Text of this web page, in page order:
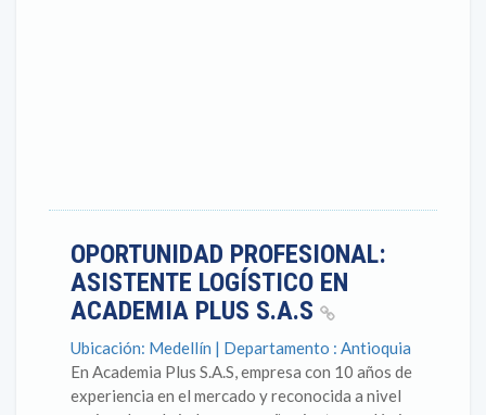
OPORTUNIDAD PROFESIONAL:
ASISTENTE LOGÍSTICO EN
ACADEMIA PLUS S.A.S
Ubicación: Medellín | Departamento : Antioquia
En Academia Plus S.A.S, empresa con 10 años de
experiencia en el mercado y reconocida a nivel